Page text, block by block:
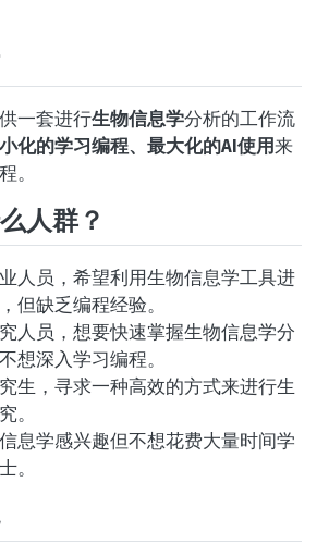
一套进行生物信息学分析的工作流
化的学习编程、最大化的AI使用来
。
人群？
人员，希望利用生物信息学工具进
但缺乏编程经验。
人员，想要快速掌握生物信息学分
想深入学习编程。
生，寻求一种高效的方式来进行生
。
息学感兴趣但不想花费大量时间学
。